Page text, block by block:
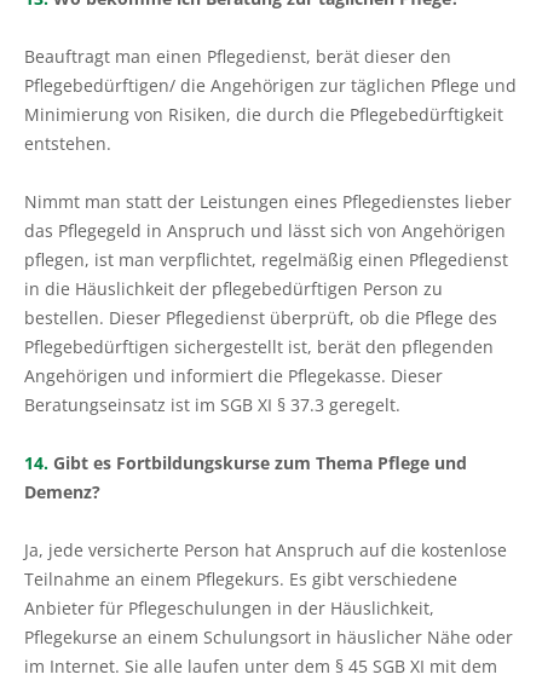
Beauftragt man einen Pflegedienst, berät dieser den
Pflegebedürftigen/ die Angehörigen zur täglichen Pflege und
Minimierung von Risiken, die durch die Pflegebedürftigkeit
entstehen.
Nimmt man statt der Leistungen eines Pflegedienstes lieber
das Pflegegeld in Anspruch und lässt sich von Angehörigen
pflegen, ist man verpflichtet, regelmäßig einen Pflegedienst
in die Häuslichkeit der pflegebedürftigen Person zu
bestellen. Dieser Pflegedienst überprüft, ob die Pflege des
Pflegebedürftigen sichergestellt ist, berät den pflegenden
Angehörigen und informiert die Pflegekasse. Dieser
Beratungseinsatz ist im SGB XI § 37.3 geregelt.
14. Gibt es Fortbildungskurse zum Thema Pflege und
Demenz?
Ja, jede versicherte Person hat Anspruch auf die kostenlose
Teilnahme an einem Pflegekurs. Es gibt verschiedene
Anbieter für Pflegeschulungen in der Häuslichkeit,
Pflegekurse an einem Schulungsort in häuslicher Nähe oder
im Internet. Sie alle laufen unter dem § 45 SGB XI mit dem